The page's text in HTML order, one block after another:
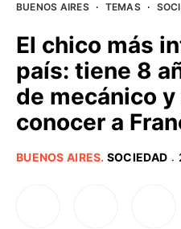
BUENOS AIRES
PROVINCIAS
BUENOS AIRES · TEMAS ·
El chico más
país: tiene 8
de mecánico
conocer a
BUENOS AIRES. SOCIEDAD ·